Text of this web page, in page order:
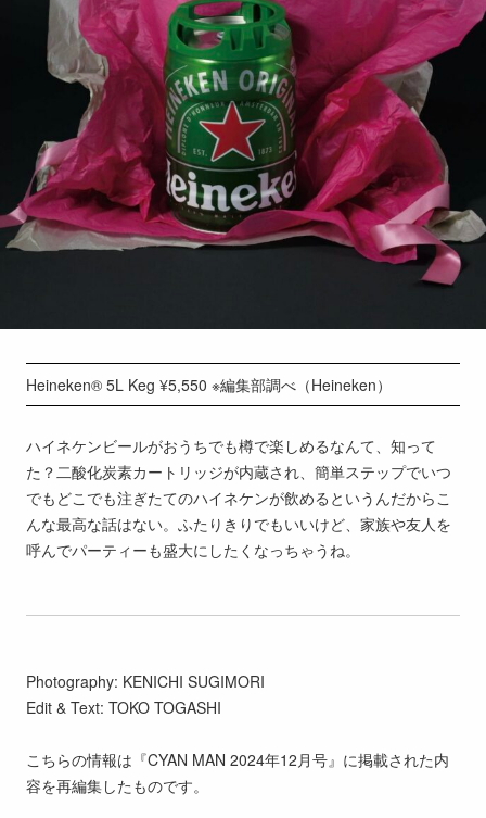
Heineken® 5L Keg ¥5,550 ※編集部調べ（Heineken）
ハイネケンビールがおうちでも樽で楽しめるなんて、知って
た？二酸化炭素カートリッジが内蔵され、簡単ステップでいつ
でもどこでも注ぎたてのハイネケンが飲めるというんだからこ
んな最高な話はない。ふたりきりでもいいけど、家族や友人を
呼んでパーティーも盛大にしたくなっちゃうね。
Photography: KENICHI SUGIMORI
Edit & Text: TOKO TOGASHI
こちらの情報は『CYAN MAN 2024年12月号』に掲載された内
容を再編集したものです。